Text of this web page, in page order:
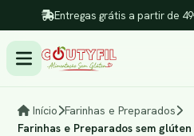
Entregas grátis a partir de
Início Farinhas e Preparados
Farinhas e Preparados sem